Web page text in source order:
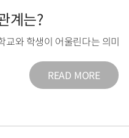
계는?
교와 학생이 어울린다는 의미
READ MORE